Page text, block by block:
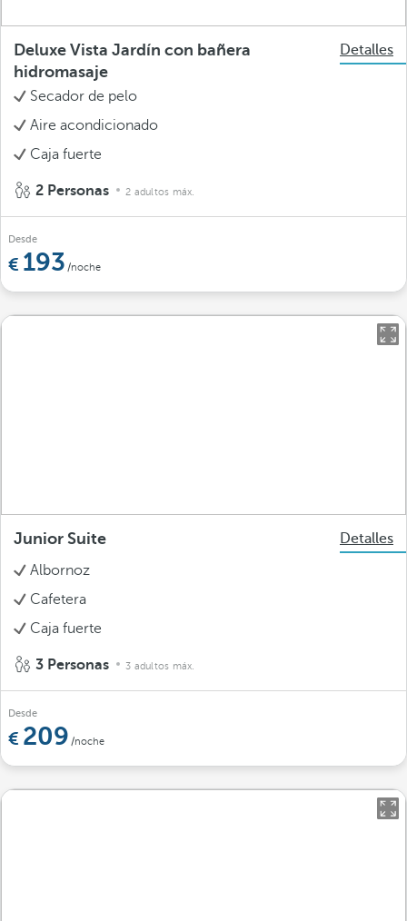
Deluxe Vista Jardín con bañera
hidromasaje
Detalles
Secador de pelo
Aire acondicionado
Caja fuerte
2 Personas 2 adultos máx.
Desde
193 /noche
Junior Suite
Detalles
Albornoz
Cafetera
Caja fuerte
3 Personas 3 adultos máx.
Desde
209 /noche